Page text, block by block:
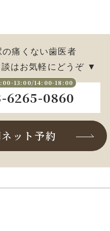
の痛くない歯医者
はお気軽にどうぞ ▼
13:00/14:00-18:00
6265-0860
ット予約